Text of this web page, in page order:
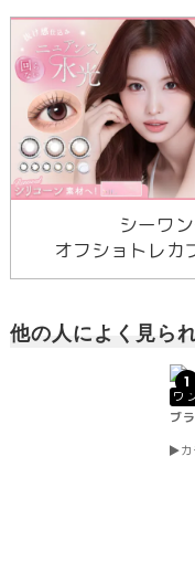
シーワ
オフショトレカ
他の人によく見ら
1
ワ
ブ